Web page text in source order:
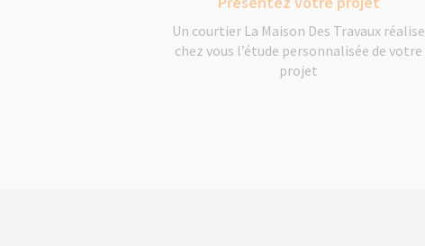
Un courtier La Maison Des Travaux réalise
chez vous l’étude personnalisée de votre
projet